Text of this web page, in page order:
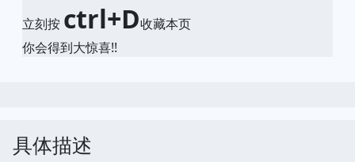
立刻按 ctrl+D收藏本页
你会得到大惊喜!!
具体描述